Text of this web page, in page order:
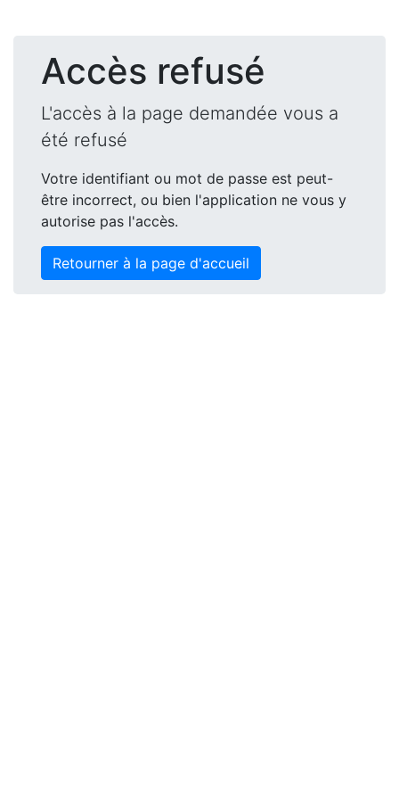
Accès refusé
L'accès à la page demandée vous a
été refusé
Votre identifiant ou mot de passe est peut-
être incorrect, ou bien l'application ne vous y
autorise pas l'accès.
Retourner à la page d'accueil